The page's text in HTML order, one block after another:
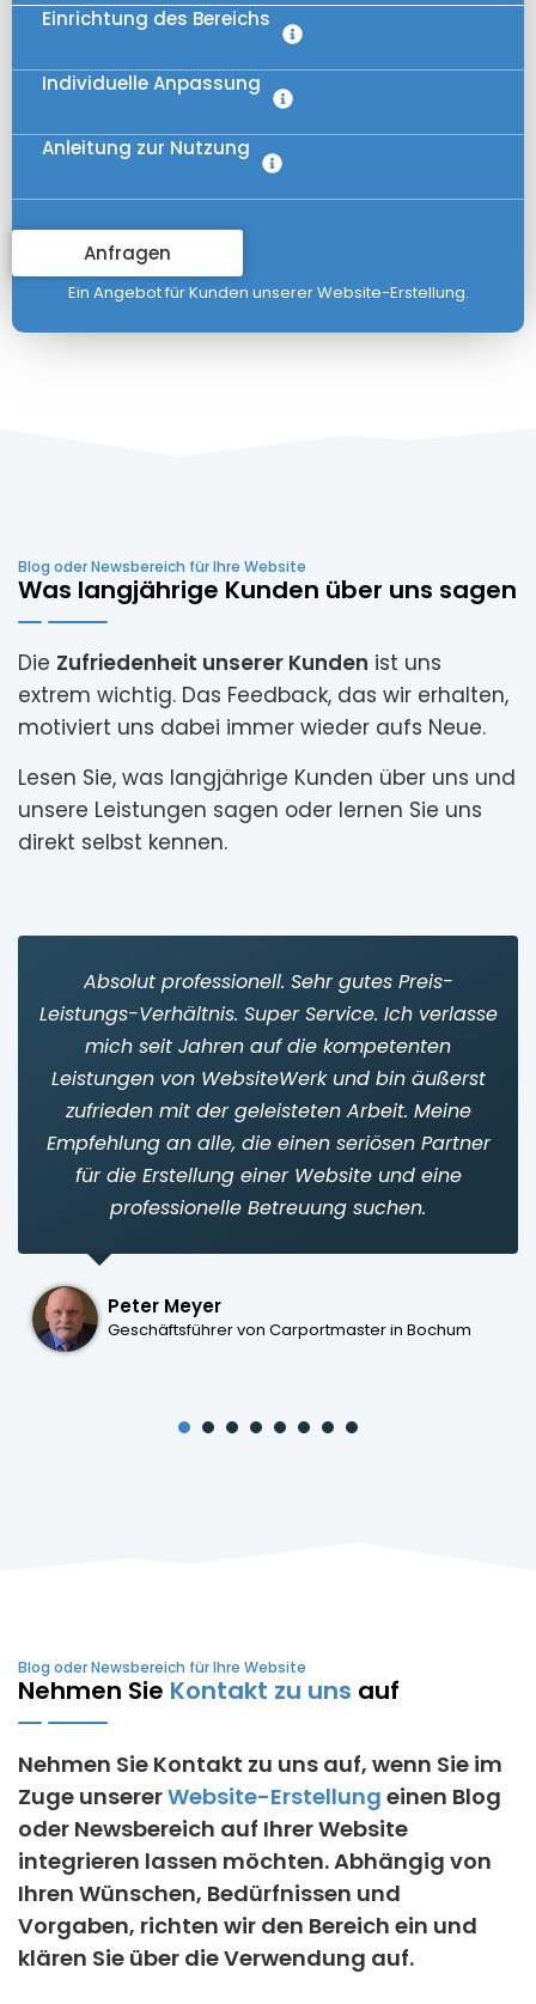
Einrichtung des Bereichs
Individuelle Anpassung
Anleitung zur Nutzung
Anfragen
Ein Angebot für Kunden unserer Website-Erstellung.
Blog oder Newsbereich für Ihre Website
Was langjährige Kunden über uns sagen
Die Zufriedenheit unserer Kunden ist uns
extrem wichtig. Das Feedback, das wir erhalten,
motiviert uns dabei immer wieder aufs Neue.
Lesen Sie, was langjährige Kunden über uns und
unsere Leistungen sagen oder lernen Sie uns
direkt selbst kennen.
Absolut professionell. Sehr gutes Preis-
Leistungs-Verhältnis. Super Service. Ich verlasse
mich seit Jahren auf die kompetenten
Leistungen von WebsiteWerk und bin äußerst
zufrieden mit der geleisteten Arbeit. Meine
Empfehlung an alle, die einen seriösen Partner
für die Erstellung einer Website und eine
professionelle Betreuung suchen.
Peter Meyer
Geschäftsführer von Carportmaster in Bochum
Blog oder Newsbereich für Ihre Website
Nehmen Sie Kontakt zu uns auf
Nehmen Sie Kontakt zu uns auf, wenn Sie im
Zuge unsererWebsite-Erstellung einen Blog
oder Newsbereich auf Ihrer Website
integrieren lassen möchten. Abhängig von
Ihren Wünschen, Bedürfnissen und
Vorgaben, richten wir den Bereich ein und
klären Sie über die Verwendung auf.